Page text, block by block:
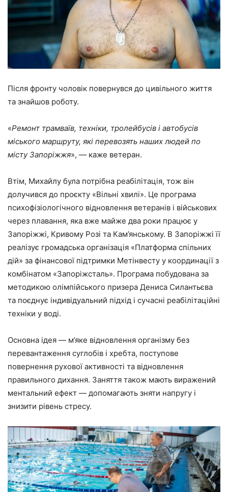
Після фронту чоловік повернувся до цивільного життя
та знайшов роботу.
«Ремонт трамваїв, техніки, тролейбусів і автобусів
міського маршруту, які перевозять наших людей по
місту Запоріжжя», — каже ветеран.
Втім, Михайлу була потрібна реабілітація, тож він
долучився до проєкту «Вільні хвилі». Це програма
психофізіологічного відновлення ветеранів і військових
через плавання, яка вже майже два роки працює у
Запоріжжі, Кривому Розі та Кам’янському. В Запоріжжі її
реалізує громадська організація «Платформа спільних
дій» за фінансової підтримки Метінвесту у координації з
комбінатом «Запоріжсталь». Програма побудована за
методикою олімпійського призера Дениса Силантьєва
та поєднує індивідуальний підхід і сучасні реабілітаційні
техніки у воді.
Основна ідея — м’яке відновлення організму без
перевантаження суглобів і хребта, поступове
повернення рухової активності та відновлення
правильного дихання. Заняття також мають виражений
ментальний ефект — допомагають зняти напругу і
знизити рівень стресу.